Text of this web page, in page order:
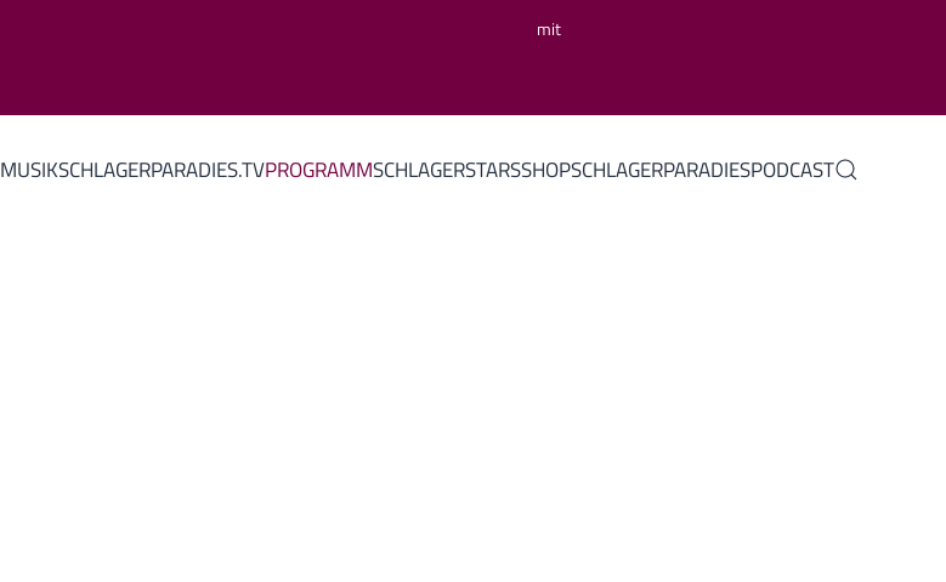
mit
MUSIKSCHLAGERPARADIES.TVPROGRAMMSCHLAGERSTARSSHOPSCHLAGERPARADIESPODCAST